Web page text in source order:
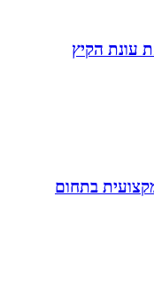
עונת הקיץ
בתחום